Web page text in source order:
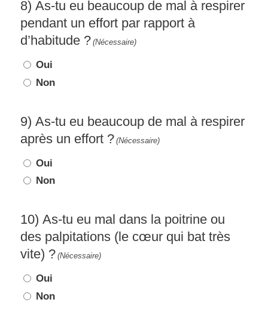
8) As-tu eu beaucoup de mal à respirer
pendant un effort par rapport à
d’habitude ? (Nécessaire)
Oui
Non
9) As-tu eu beaucoup de mal à respirer
après un effort ? (Nécessaire)
Oui
Non
10) As-tu eu mal dans la poitrine ou
des palpitations (le cœur qui bat très
vite) ? (Nécessaire)
Oui
Non